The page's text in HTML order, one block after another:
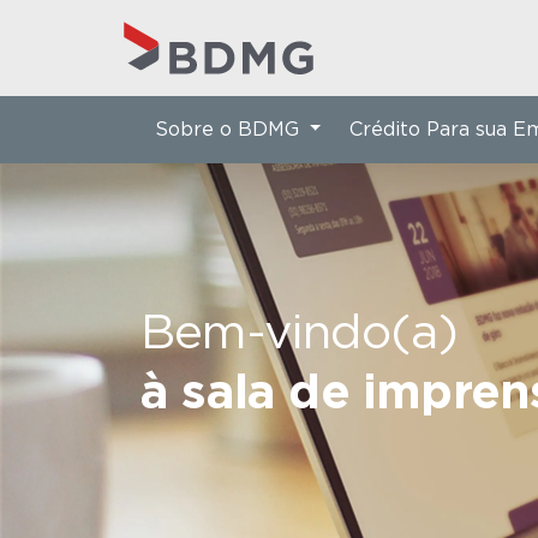
Bem-vindo(a)
à sala de
Sobre o BDMG Crédito Para sua